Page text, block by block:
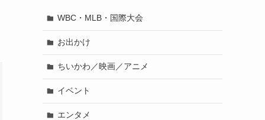
WBC・MLB・国際大会
お出かけ
ちいかわ／映画／アニメ
イベント
エンタメ